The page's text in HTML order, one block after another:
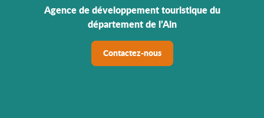
Agence de développement touristique du
département de l’Ain
Contactez-nous